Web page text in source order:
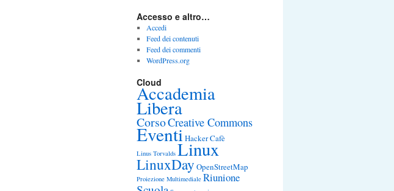
Accesso e altro…
Accedi
Feed dei contenuti
Feed dei commenti
WordPress.org
Cloud
Accademia
Libera
CorsoCreative Commons
EventiHacker Cafè
Linus Torvalds Linux
LinuxDay OpenStreetMap
Proiezione Multimediale Riunione